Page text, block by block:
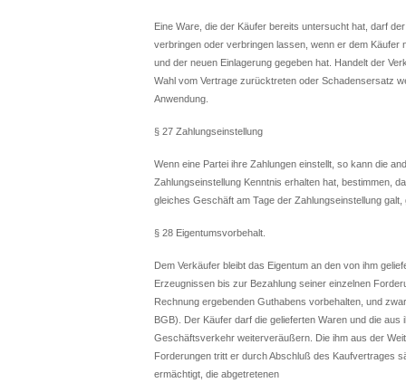
Eine Ware, die der Käufer bereits untersucht hat, darf
verbringen oder verbringen lassen, wenn er dem
und der neuen Einlagerung gegeben hat. Handelt der
Wahl vom Vertrage zurücktreten oder Schadensersatz
Anwendung.
§ 27 Zahlungseinstellung
Wenn eine Partei ihre Zahlungen einstellt, so kann die
Zahlungseinstellung Kenntnis erhalten hat, bestimmen,
gleiches Geschäft am Tage der Zahlungseinstellung galt,
§ 28 Eigentumsvorbehalt.
Dem Verkäufer bleibt das Eigentum an den von ihm
Erzeugnissen bis zur Bezahlung seiner einzelnen
Rechnung ergebenden Guthabens vorbehalten, und
BGB). Der Käufer darf die gelieferten Waren und die
Geschäftsverkehr weiterveräußern. Die ihm aus der
Forderungen tritt er durch Abschluß des Kaufvertrages
ermächtigt, die abgetretenen